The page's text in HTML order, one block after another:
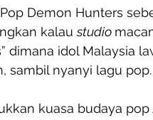
Demon Hunters
kalau studio
dimana idol Malaysia
sambil nyanyi lagu
kuasa budaya